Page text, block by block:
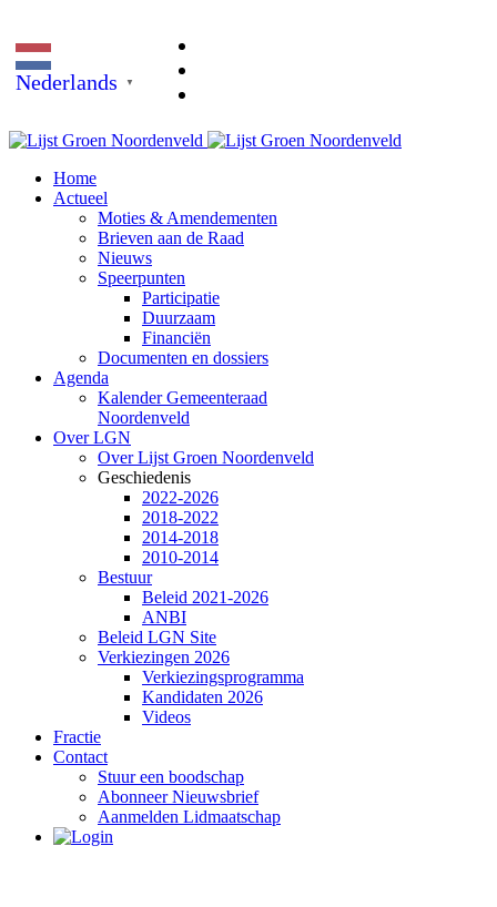
Nederlands ▼
Home
Actueel
Moties & Amendementen
Brieven aan de Raad
Nieuws
Speerpunten
Participatie
Duurzaam
Financiën
Documenten en dossiers
Agenda
Kalender Gemeenteraad
Noordenveld
Over LGN
Over Lijst Groen Noordenveld
Geschiedenis
2022-2026
2018-2022
2014-2018
2010-2014
Bestuur
Beleid 2021-2026
ANBI
Beleid LGN Site
Verkiezingen 2026
Verkiezingsprogramma
Kandidaten 2026
Videos
Fractie
Contact
Stuur een boodschap
Abonneer Nieuwsbrief
Aanmelden Lidmaatschap